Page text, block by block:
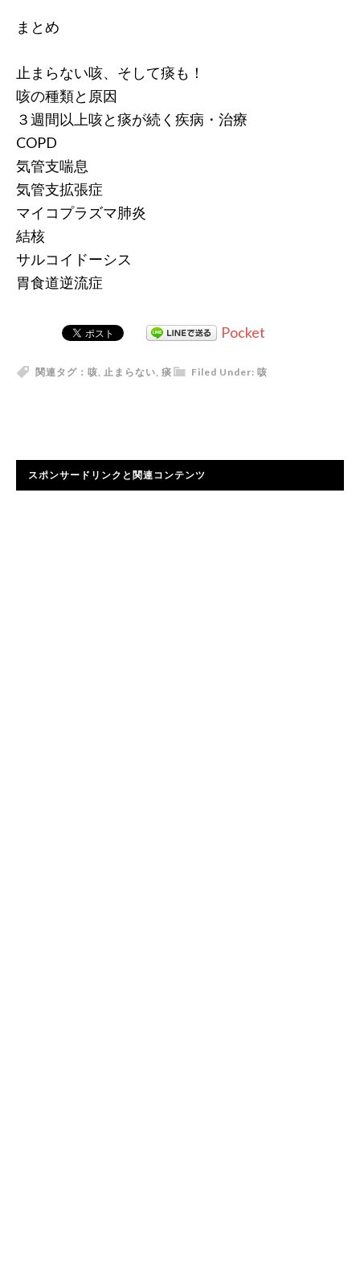
まとめ
止まらない咳、そして痰も！
咳の種類と原因
３週間以上咳と痰が続く疾病・治療
COPD
気管支喘息
気管支拡張症
マイコプラズマ肺炎
結核
サルコイドーシス
胃食道逆流症
Pocket
Filed Under: 咳
関連タグ： 咳, 止まらない, 痰
スポンサードリンクと関連コンテンツ